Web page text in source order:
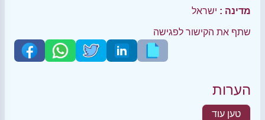
מדינה : ישראל
שתף את הקישור לפגישה
הערות
טען עוד